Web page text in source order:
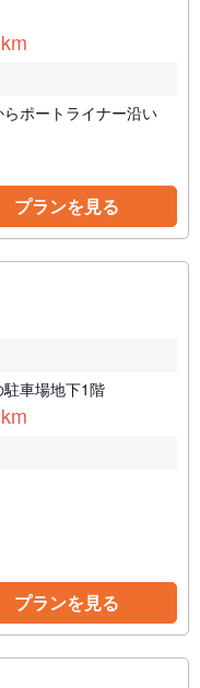
ポートライナー沿い
プランを見る
車場地下1階
プランを見る